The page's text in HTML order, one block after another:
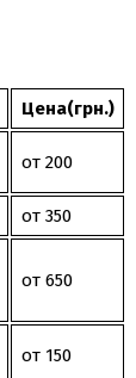
Цена(грн.)
от 200
от 350
от 650
от 150